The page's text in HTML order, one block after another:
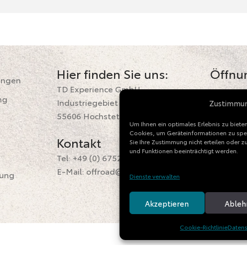
Um Ihnen ein optimales Erlebnis zu
Cookies, um Geräteinformationen zu
Sie Ihre Zustimmung nicht erteilen oder
und Funktionen beeinträchtigt werden.
Dienste verwalten
Akzeptieren
Cookie-Richtlinie
Hier finden Sie uns:
TD Experience GmbH
Industriegebiet 4
55606 Hochstetten-Dhaun
Kontakt
Tel: +49 (0) 6752 / 2864
E-Mail:offroad@td-experience.de
Mo - Fr:
Service
Mo - Fr:
Mo - Fr: